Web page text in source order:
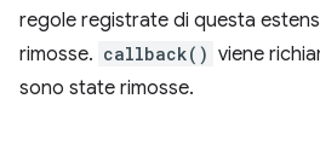
regole registrate di questa
rimosse. callback() viene
sono state rimosse.